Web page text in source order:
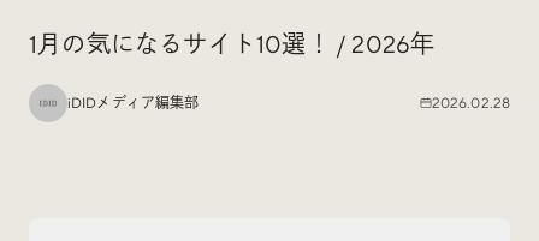
Special
1月の気になるサイト10選！ / 2026年
iDIDメディア編集部 2026.02.28